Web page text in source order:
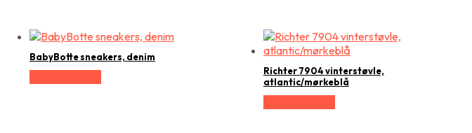
BabyBotte sneakers, denim
Richter 7904 vinterstøvle,
atlantic/mørkeblå